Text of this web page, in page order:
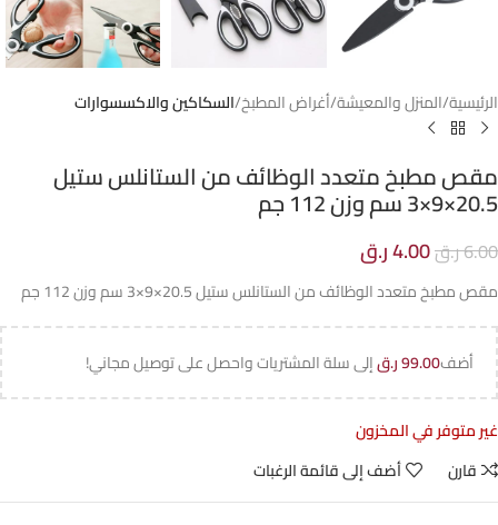
الرئيسية المنزل والمعيشة أغراض المطبخ السكاكين والاكسسوارات
مقص مطبخ متعدد الوظائف من الستانلس ستيل
20.5×9×3 سم وزن 112 جم
6.00ر.ق4.00ر.ق
مقص مطبخ متعدد الوظائف من الستانلس ستيل 20.5×9×3 سم وزن 112 جم
أضف99.00ر.قإلى سلة المشتريات واحصل على توصيل مجاني!
غير متوفر في المخزون
قارن
أضف إلى قائمة الرغبات